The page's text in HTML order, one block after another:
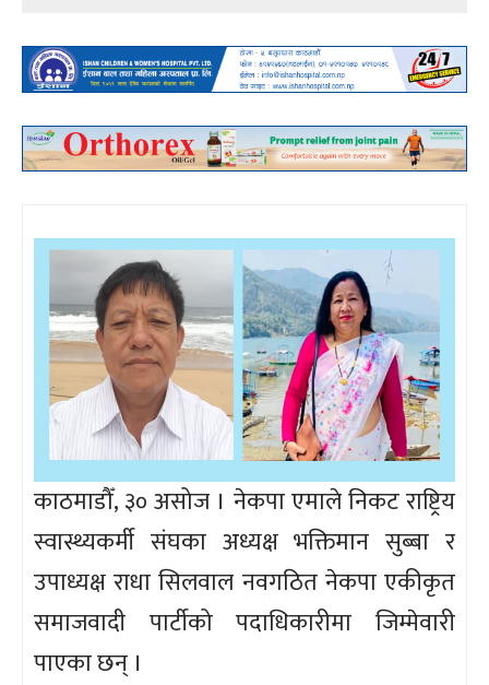
काठमाडौँ, ३० असोज । नेकपा एमाले निकट राष्ट्रिय
स्वास्थ्यकर्मी संघका अध्यक्ष भक्तिमान सुब्बा र
उपाध्यक्ष राधा सिलवाल नवगठित नेकपा एकीकृत
समाजवादी पार्टीको पदाधिकारीमा जिम्मेवारी
पाएका छन् ।